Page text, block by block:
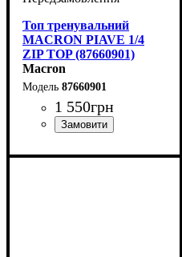
Топ тренувальний
MACRON PIAVE 1/4
ZIP TOP (87660901)
Macron
87660901
1 550грн